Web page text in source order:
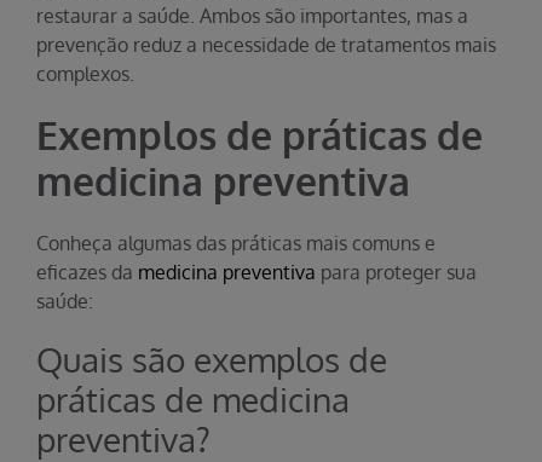
restaurar a saúde. Ambos são importantes, mas a
prevenção reduz a necessidade de tratamentos mais
complexos.
Exemplos de práticas de
medicina preventiva
Conheça algumas das práticas mais comuns e
eficazes da medicina preventiva para proteger sua
saúde:
Quais são exemplos de
práticas de medicina
preventiva?